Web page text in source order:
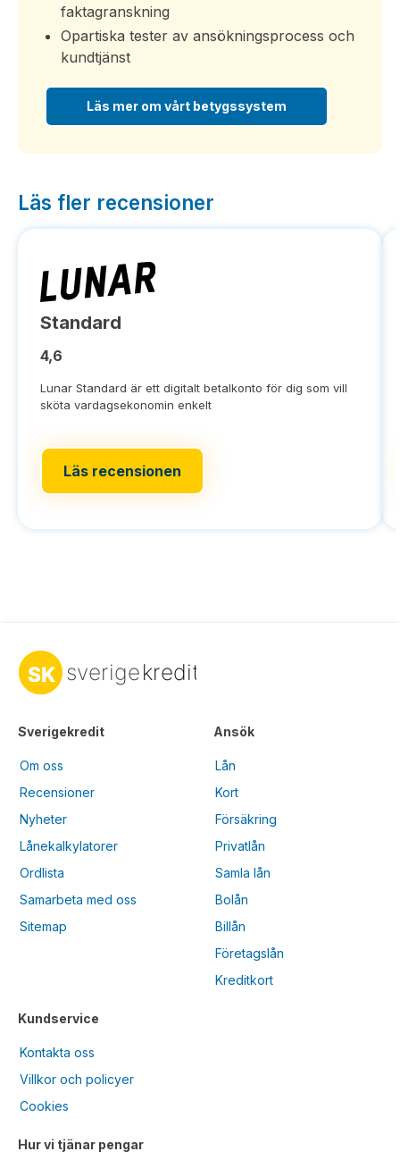
faktagranskning
Opartiska tester av ansökningsprocess och
kundtjänst
Läs mer om vårt betygssystem
Läs fler recensioner
Standard
4,6
Lunar Standard är ett digitalt betalkonto för dig som vill
sköta vardagsekonomin enkelt
Läs recensionen
Sverigekredit
Om oss
Recensioner
Nyheter
Lånekalkylatorer
Ordlista
Samarbeta med oss
Sitemap
Kundservice
Kontakta oss
Villkor och policyer
Cookies
Ansök
Lån
Kort
Försäkring
Privatlån
Samla lån
Bolån
Billån
Företagslån
Kreditkort
Hur vi tjänar pengar